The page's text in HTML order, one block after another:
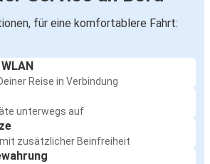
für eine komfortablere Fahrt:
Reise in Verbindung
unterwegs auf
zusätzlicher Beinfreiheit